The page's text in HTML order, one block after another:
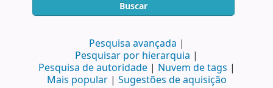
Buscar
Pesquisa avançada
Pesquisar por hierarquia
Pesquisa de autoridade
Nuvem de tags
Mais popular
Sugestões de aquisição